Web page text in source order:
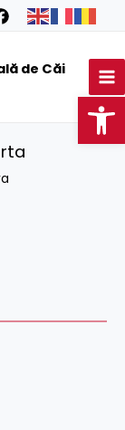
de Căi